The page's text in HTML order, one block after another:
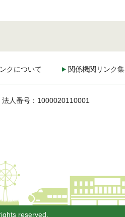
クについて 関係機関リンク集
法人番号：1000020110001
reserved.